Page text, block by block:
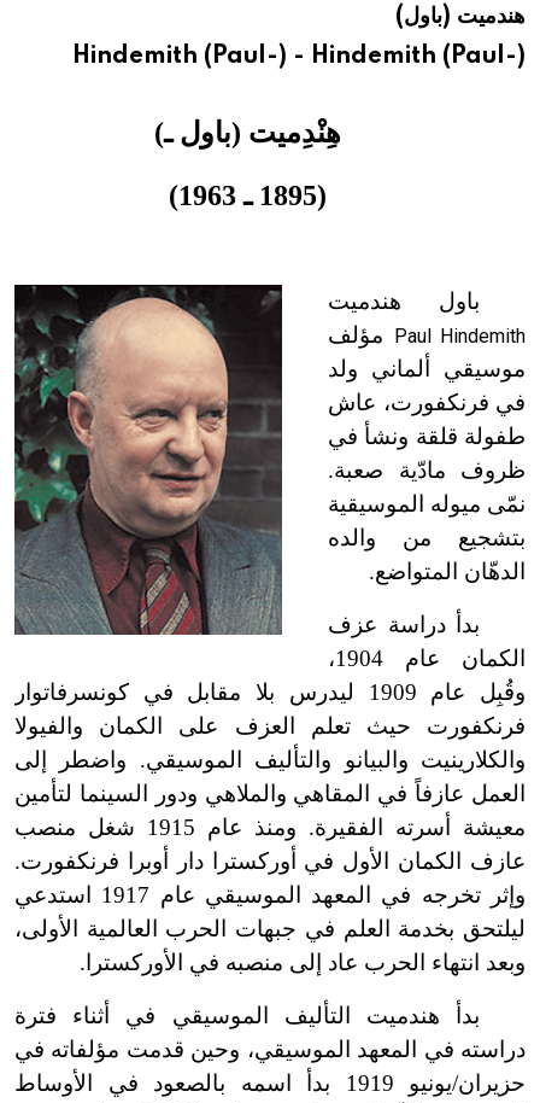
هيئة الموسوعة العربية تطلق موسوعات جديدة في عام 2026هندميت (باول)
Hindemith (Paul-) - Hindemith (Paul-)
هِنْدِميت (باول ـ)
(1895 ـ 1963)
باول هندميت
Paul Hindemith
مؤلف
موسيقي ألماني ولد
في فرنكفورت، عاش
طفولة قلقة ونشأ في
ظروف مادّية صعبة.
نمّى ميوله الموسيقية
بتشجيع من والده
الدهّان المتواضع.
بدأ دراسة عزف
الكمان عام 1904،
وقُبِل عام 1909 ليدرس بلا مقابل في كونسرفاتوار
فرنكفورت حيث تعلم العزف على الكمان والفيولا
والكلارينيت والبيانو والتأليف الموسيقي. واضطر إلى
العمل عازفاً في المقاهي والملاهي ودور السينما لتأمين
معيشة أسرته الفقيرة. ومنذ عام 1915 شغل منصب
عازف الكمان الأول في أوركسترا دار أوبرا فرنكفورت.
وإثر تخرجه في المعهد الموسيقي عام 1917 استدعي
ليلتحق بخدمة العلم في جبهات الحرب العالمية الأولى،
وبعد انتهاء الحرب عاد إلى منصبه في الأوركسترا.
بدأ هندميت التأليف الموسيقي في أثناء فترة
دراسته في المعهد الموسيقي، وحين قدمت مؤلفاته في
حزيران/يونيو 1919 بدأ اسمه بالصعود في الأوساط